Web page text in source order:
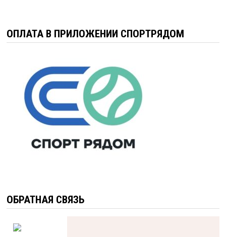
ОПЛАТА В ПРИЛОЖЕНИИ СПОРТРЯДОМ
ОБРАТНАЯ СВЯЗЬ